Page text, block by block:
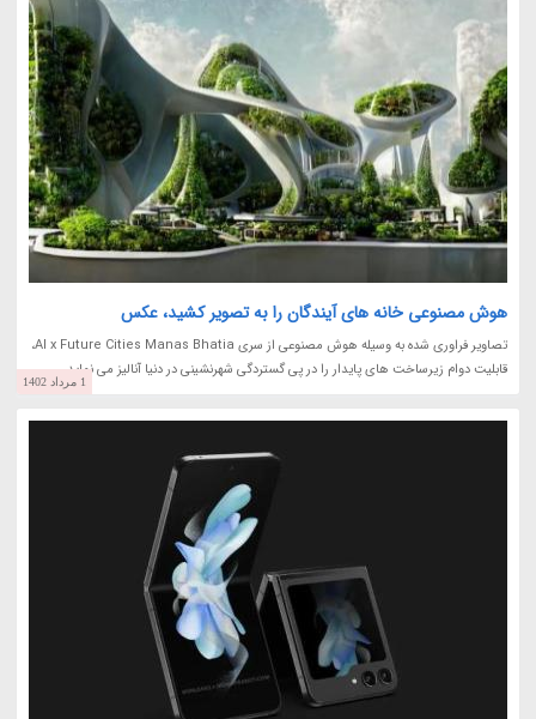
هوش مصنوعی خانه های آیندگان را به تصویر کشید، عکس
تصاویر فراوری شده به وسیله هوش مصنوعی از سری AI x Future Cities Manas Bhatia،
قابلیت دوام زیرساخت های پایدار را در پی گستردگی شهرنشینی در دنیا آنالیز می نماید.
1 مرداد 1402